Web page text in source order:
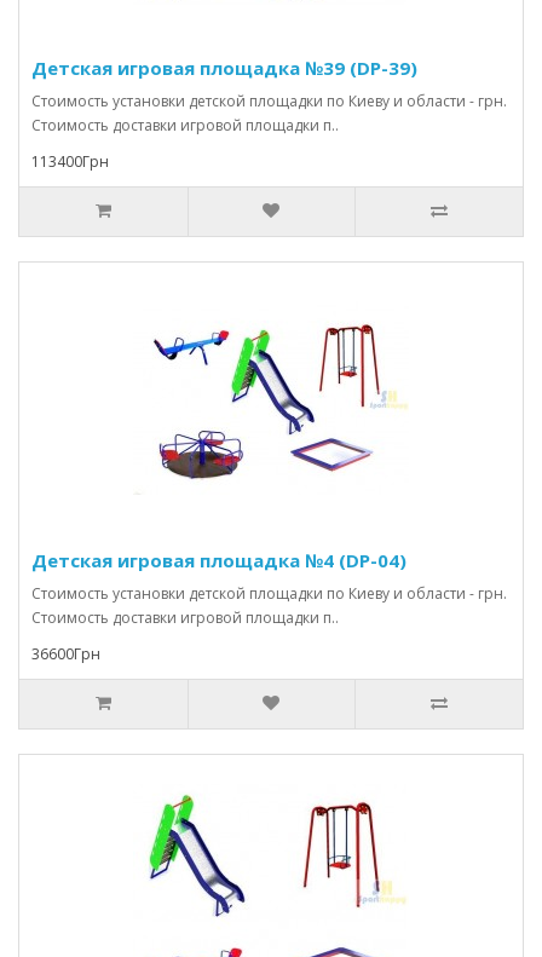
Детская игровая площадка №39 (DP-39)
Стоимость установки детской площадки по Киеву и области - грн.
Стоимость доставки игровой площадки п..
113400Грн
Детская игровая площадка №4 (DP-04)
Стоимость установки детской площадки по Киеву и области - грн.
Стоимость доставки игровой площадки п..
36600Грн